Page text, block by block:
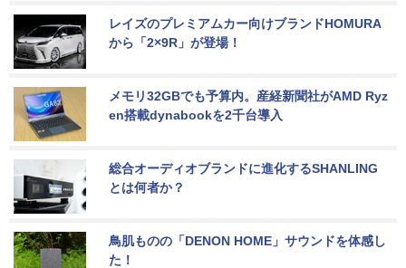
レイズのプレミアムカー向けブランドHOMURA
から「2×9R」が登場！
メモリ32GBでも予算内。産経新聞社がAMD Ryz
en搭載dynabookを2千台導入
総合オーディオブランドに進化するSHANLING
とは何者か？
鳥肌ものの「DENON HOME」サウンドを体感し
た！